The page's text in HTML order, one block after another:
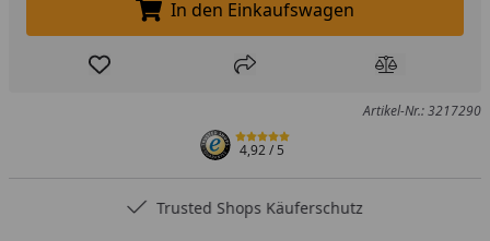
In den Einkaufswagen legen
In den Einkaufswagen
Produkt zur Wunschliste hinzufügen
Teilen Produkt
Artikel-Nr.: 3217290
4,92/ 5
Trusted Shops Käuferschutz